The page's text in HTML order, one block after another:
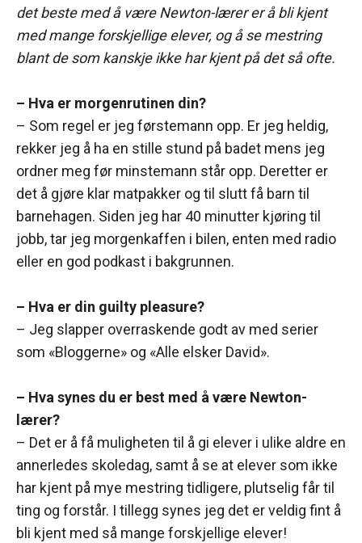
det beste med å være Newton-lærer er å bli kjent
med mange forskjellige elever, og å se mestring
blant de som kanskje ikke har kjent på det så ofte.
– Hva er morgenrutinen din?
– Som regel er jeg førstemann opp. Er jeg heldig,
rekker jeg å ha en stille stund på badet mens jeg
ordner meg før minstemann står opp. Deretter er
det å gjøre klar matpakker og til slutt få barn til
barnehagen. Siden jeg har 40 minutter kjøring til
jobb, tar jeg morgenkaffen i bilen, enten med radio
eller en god podkast i bakgrunnen.
– Hva er din guilty pleasure?
– Jeg slapper overraskende godt av med serier
som «Bloggerne» og «Alle elsker David».
– Hva synes du er best med å være Newton-
lærer?
– Det er å få muligheten til å gi elever i ulike aldre en
annerledes skoledag, samt å se at elever som ikke
har kjent på mye mestring tidligere, plutselig får til
ting og forstår. I tillegg synes jeg det er veldig fint å
bli kjent med så mange forskjellige elever!